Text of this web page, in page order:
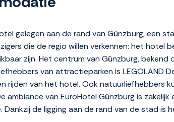
gelegen aan de rand van Günzburg, een
die de regio willen verkennen: het hotel
zijn. Het centrum van Günzburg, bekend
van attractieparken is LEGOLAND
rijden van het hotel. Ook natuurliefhebbers
van EuroHotel Günzburg is
de ligging aan de rand van de stad is